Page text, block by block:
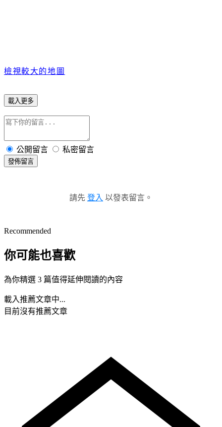
檢視較大的地圖
載入更多
公開留言 私密留言
發佈留言
請先 登入 以發表留言。
Recommended
你可能也喜歡
為你精選 3 篇值得延伸閱讀的內容
載入推薦文章中...
目前沒有推薦文章